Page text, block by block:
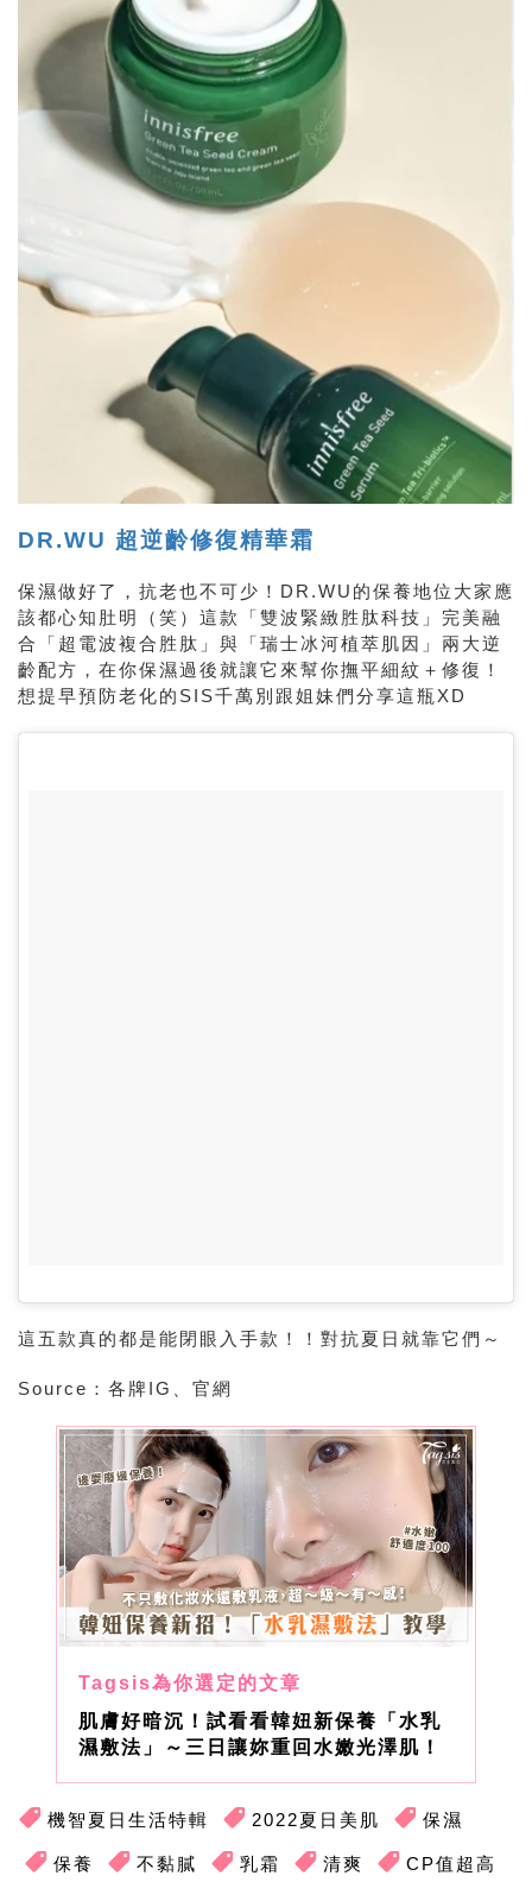
DR.WU 超逆齡修復精華霜
保濕做好了，抗老也不可少！DR.WU的保養地位大家應
該都心知肚明（笑）這款「雙波緊緻胜肽科技」完美融
合「超電波複合胜肽」與「瑞士冰河植萃肌因」兩大逆
齡配方，在你保濕過後就讓它來幫你撫平細紋＋修復！
想提早預防老化的SIS千萬別跟姐妹們分享這瓶XD
這五款真的都是能閉眼入手款！！對抗夏日就靠它們～
Source：各牌IG、官網
肌膚好暗沉！試看看韓妞新保養「水乳
濕敷法」～三日讓妳重回水嫩光澤肌！
機智夏日生活特輯 2022夏日美肌 保濕
保養 不黏膩 乳霜 清爽 CP值超高